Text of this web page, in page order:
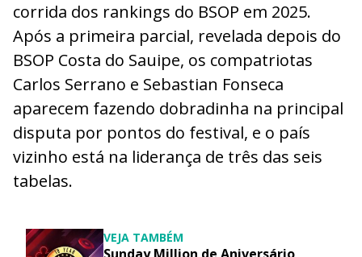
corrida dos rankings do BSOP em 2025.
Após a primeira parcial, revelada depois do
BSOP Costa do Sauipe, os compatriotas
Carlos Serrano e Sebastian Fonseca
aparecem fazendo dobradinha na principal
disputa por pontos do festival, e o país
vizinho está na liderança de três das seis
tabelas.
VEJA TAMBÉM